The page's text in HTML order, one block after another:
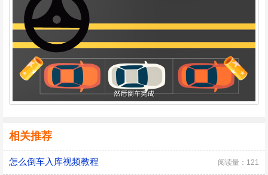
相关推荐
怎么倒车入库视频教程 阅读量：121